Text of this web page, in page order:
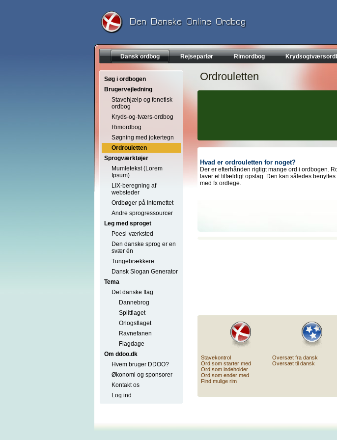
Dansk ordbog Rejseparlør Rimordbog
Søg i ordbogen
Brugervejledning
Stavehjælp og fonetisk
ordbog
Kryds-og-tværs-ordbog
Rimordbog
Søgning med jokertegn
Ordrouletten
Sprogværktøjer
Mumletekst (Lorem
Ipsum)
LIX-beregning af
websteder
Ordbøger på Internettet
Andre sprogressourcer
Leg med sproget
Poesi-værksted
Den danske sprog er en
svær én
Tungebrækkere
Dansk Slogan Generator
Tema
Det danske flag
Dannebrog
Splitflaget
Orlogsflaget
Ravnefanen
Flagdage
Om ddoo.dk
Hvem bruger DDOO?
Økonomi og sponsorer
Kontakt os
Log ind
Ordrouletten
Hvad er ordrouletten for noget?
Der er efterhånden rigtigt mange ord i ordbogen.
laver et tilfældigt opslag. Den kan således
med fx ordlege.
Stavekontrol
Ord som starter med
Ord som indeholder
Ord som ender med
Find mulige rim
Oversæt fra dansk
Oversæt til dansk